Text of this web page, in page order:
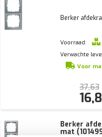
Berker
Voorraad:
Verwachte
Voor
37,63
Berker
mat